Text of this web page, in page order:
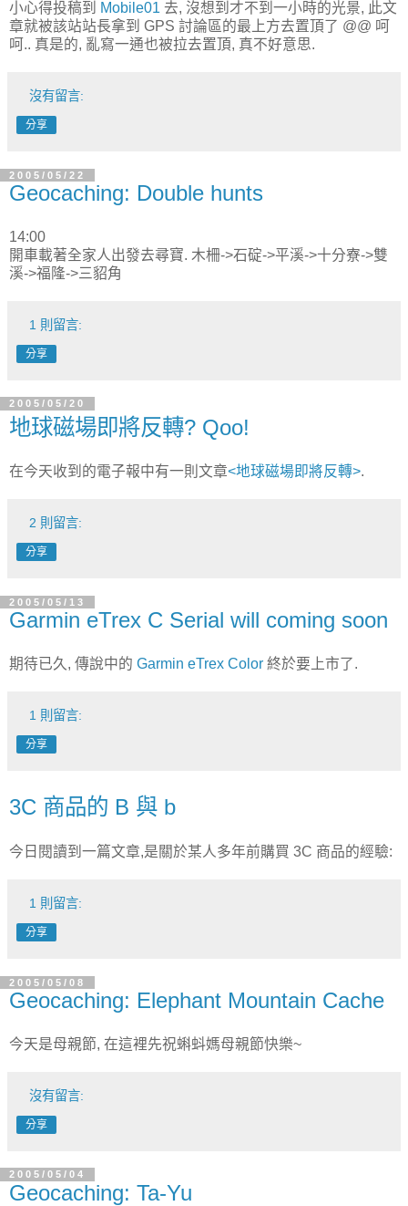
小心得投稿到 Mobile01 去, 沒想到才不到一小時的光景, 此文
章就被該站站長拿到 GPS 討論區的最上方去置頂了 @@ 呵
呵.. 真是的, 亂寫一通也被拉去置頂, 真不好意思.
沒有留言:
分享
2005/05/22
Geocaching: Double hunts
14:00
開車載著全家人出發去尋寶. 木柵->石碇->平溪->十分寮->雙
溪->福隆->三貂角
1 則留言:
分享
2005/05/20
地球磁場即將反轉? Qoo!
在今天收到的電子報中有一則文章<地球磁場即將反轉>.
2 則留言:
分享
2005/05/13
Garmin eTrex C Serial will coming soon
期待已久, 傳說中的 Garmin eTrex Color 終於要上市了.
1 則留言:
分享
3C 商品的 B 與 b
今日閱讀到一篇文章,是關於某人多年前購買 3C 商品的經驗:
1 則留言:
分享
2005/05/08
Geocaching: Elephant Mountain Cache
今天是母親節, 在這裡先祝蝌蚪媽母親節快樂~
沒有留言:
分享
2005/05/04
Geocaching: Ta-Yu